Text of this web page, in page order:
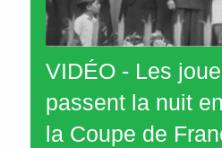
VIDÉO - Les
passent la nuit
la Coupe de